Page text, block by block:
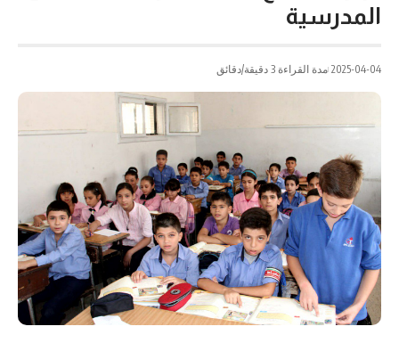
المدرسية
2025-04-04 مدة القراءة 3 دقيقة/دقائق